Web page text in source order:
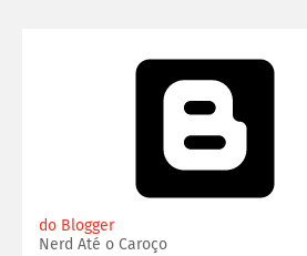
do Blogger
Nerd Até o Caroço